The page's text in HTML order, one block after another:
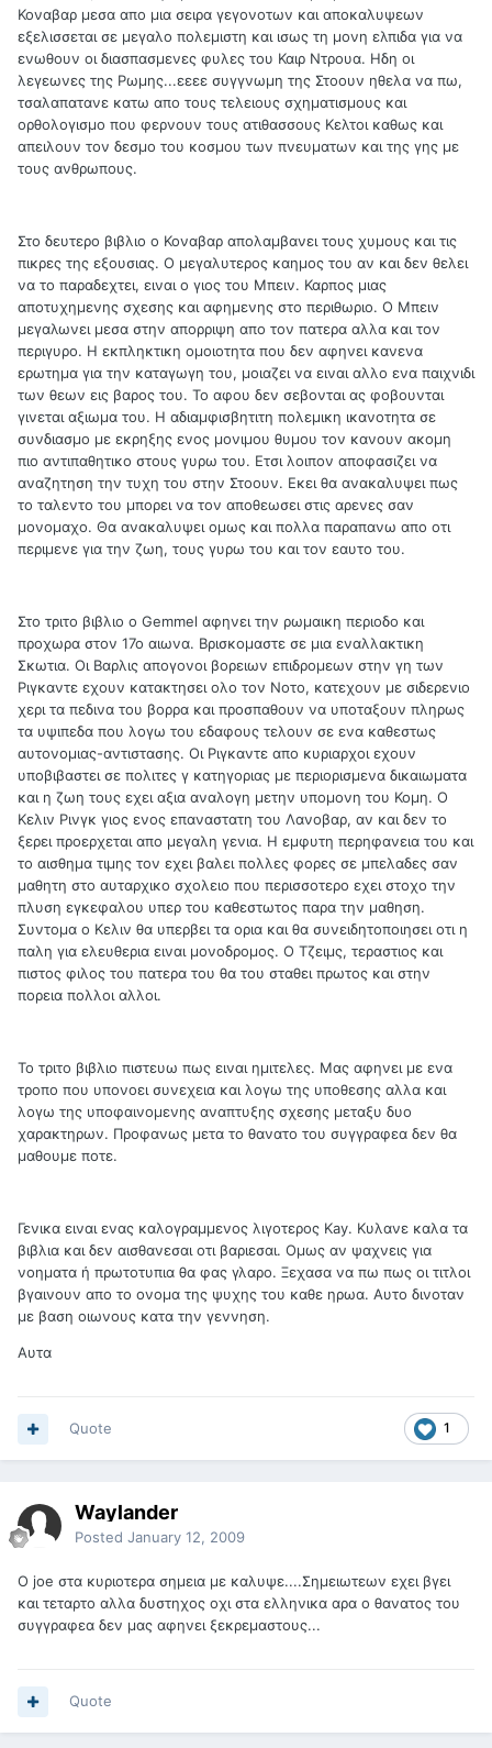
Κοναβαρ μεσα απο μια σειρα γεγονοτων και αποκαλυψεων
εξελισσεται σε μεγαλο πολεμιστη και ισως τη μονη ελπιδα για να
ενωθουν οι διασπασμενες φυλες του Καιρ Ντρουα. Ηδη οι
λεγεωνες της Ρωμης...εεεε συγγνωμη της Στοουν ηθελα να πω,
τσαλαπατανε κατω απο τους τελειους σχηματισμους και
ορθολογισμο που φερνουν τους ατιθασσους Κελτοι καθως και
απειλουν τον δεσμο του κοσμου των πνευματων και της γης με
τους ανθρωπους.
Στο δευτερο βιβλιο ο Κοναβαρ απολαμβανει τους χυμους και τις
πικρες της εξουσιας. Ο μεγαλυτερος καημος του αν και δεν θελει
να το παραδεχτει, ειναι ο γιος του Μπειν. Καρπος μιας
αποτυχημενης σχεσης και αφημενης στο περιθωριο. Ο Μπειν
μεγαλωνει μεσα στην απορριψη απο τον πατερα αλλα και τον
περιγυρο. Η εκπληκτικη ομοιοτητα που δεν αφηνει κανενα
ερωτημα για την καταγωγη του, μοιαζει να ειναι αλλο ενα παιχνιδι
των θεων εις βαρος του. Το αφου δεν σεβονται ας φοβουνται
γινεται αξιωμα του. Η αδιαμφισβητιτη πολεμικη ικανοτητα σε
συνδιασμο με εκρηξης ενος μονιμου θυμου τον κανουν ακομη
πιο αντιπαθητικο στους γυρω του. Ετσι λοιπον αποφασιζει να
αναζητηση την τυχη του στην Στοουν. Εκει θα ανακαλυψει πως
το ταλεντο του μπορει να τον αποθεωσει στις αρενες σαν
μονομαχο. Θα ανακαλυψει ομως και πολλα παραπανω απο οτι
περιμενε για την ζωη, τους γυρω του και τον εαυτο του.
Στο τριτο βιβλιο ο Gemmel αφηνει την ρωμαικη περιοδο και
προχωρα στον 17ο αιωνα. Βρισκομαστε σε μια εναλλακτικη
Σκωτια. Οι Βαρλις απογονοι βορειων επιδρομεων στην γη των
Ριγκαντε εχουν κατακτησει ολο τον Νοτο, κατεχουν με σιδερενιο
χερι τα πεδινα του βορρα και προσπαθουν να υποταξουν πληρως
τα υψιπεδα που λογω του εδαφους τελουν σε ενα καθεστως
αυτονομιας-αντιστασης. Οι Ριγκαντε απο κυριαρχοι εχουν
υποβιβαστει σε πολιτες γ κατηγοριας με περιορισμενα δικαιωματα
και η ζωη τους εχει αξια αναλογη μετην υπομονη του Κομη. Ο
Κελιν Ρινγκ γιος ενος επαναστατη του Λανοβαρ, αν και δεν το
ξερει προερχεται απο μεγαλη γενια. Η εμφυτη περηφανεια του και
το αισθημα τιμης τον εχει βαλει πολλες φορες σε μπελαδες σαν
μαθητη στο αυταρχικο σχολειο που περισσοτερο εχει στοχο την
πλυση εγκεφαλου υπερ του καθεστωτος παρα την μαθηση.
Συντομα ο Κελιν θα υπερβει τα ορια και θα συνειδητοποιησει οτι η
παλη για ελευθερια ειναι μονοδρομος. Ο Τζειμς, τεραστιος και
πιστος φιλος του πατερα του θα του σταθει πρωτος και στην
πορεια πολλοι αλλοι.
Το τριτο βιβλιο πιστευω πως ειναι ημιτελες. Μας αφηνει με ενα
τροπο που υπονοει συνεχεια και λογω της υποθεσης αλλα και
λογω της υποφαινομενης αναπτυξης σχεσης μεταξυ δυο
χαρακτηρων. Προφανως μετα το θανατο του συγγραφεα δεν θα
μαθουμε ποτε.
Γενικα ειναι ενας καλογραμμενος λιγοτερος Kay. Κυλανε καλα τα
βιβλια και δεν αισθανεσαι οτι βαριεσαι. Ομως αν ψαχνεις για
νοηματα ή πρωτοτυπια θα φας γλαρο. Ξεχασα να πω πως οι τιτλοι
βγαινουν απο το ονομα της ψυχης του καθε ηρωα. Αυτο δινοταν
με βαση οιωνους κατα την γεννηση.
Αυτα
1
Quote
Waylander
Posted January 12, 2009
Ο joe στα κυριοτερα σημεια με καλυψε....Σημειωτεων εχει βγει
και τεταρτο αλλα δυστηχος οχι στα ελληνικα αρα ο θανατος του
συγγραφεα δεν μας αφηνει ξεκρεμαστους...
Quote